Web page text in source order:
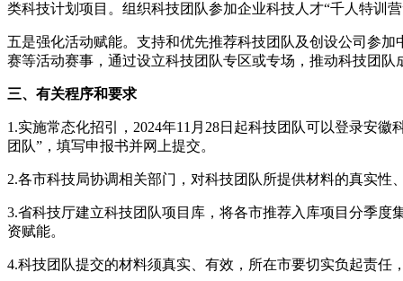
类科技计划项目。组织科技团队参加企业科技人才“千人特训
五是强化活动赋能。支持和优先推荐科技团队及创设公司参
赛等活动赛事，通过设立科技团队专区或专场，推动科技团队
三、有关程序和要求
1.实施常态化招引，2024年11月28日起科技团队可以登录安徽
团队”，填写申报书并网上提交。
2.各市科技局协调相关部门，对科技团队所提供材料的真实性
3.省科技厅建立科技团队项目库，将各市推荐入库项目分季
资赋能。
4.科技团队提交的材料须真实、有效，所在市要切实负起责